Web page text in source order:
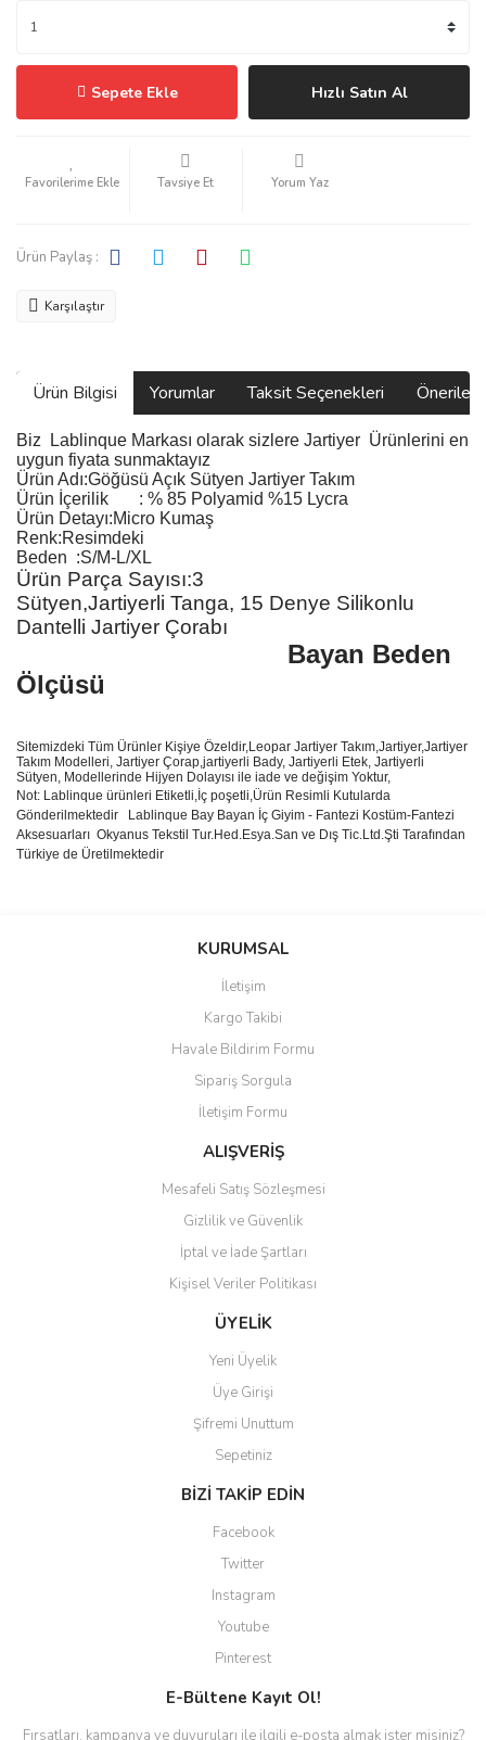
Sepete Ekle Hızlı Satın Al
Tavsiye Et Yorum Yaz
Ürün Paylaş :
Karşılaştır
Ürün Bilgisi Yorumlar Taksit Seçenekleri
Biz Lablinque Markası olarak sizlere Jartiyer Ürünlerini en
uygun fiyata sunmaktayız
Ürün Adı:Göğüsü Açık Sütyen Jartiyer Takım
Ürün çerilik : % 85 Polyamid %15 Lycra
Ürün Detayı:Micro Kumaş
Renk:Resimdeki
Beden :S/M-L/XL
Ürün Parça Sayısı:3
Sütyen,Jartiyerli Tanga, 15 Denye Silikonlu
Dantelli Jartiyer Çorabı
Bayan Beden
Ölçüsü
Sitemizdeki Tüm Ürünler Kişiye Özeldir,Leopar Jartiyer Takım,Jartiyer,Jartiyer
Takım Modelleri, Jartiyer Çorap,jartiyerli Bady, Jartiyerli Etek, Jartiyerli
Sütyen, Modellerinde Hijyen Dolayısı ile iade ve değişim Yoktur,
Not: Lablinque ürünleri Etiketli,İç poşetli,Ürün Resimli Kutularda
Gönderilmektedir
Lablinque Bay Bayan ç Giyim - Fantezi Kostüm-Fantezi
Aksesuarları Okyanus Tekstil Tur.Hed.Esya.San ve Dış Tic.Ltd.Şti Tarafından
Türkiye de Üretilmektedir
Bu ürüne ilk yorumu siz yapın!
Ürün resmi kalitesiz, bozuk veya görüntülenemiyor.
Ürün açıklamasında eksik bilgiler bulunuyor.
Ürün bilgilerinde hatalar bulunuyor.
Ürün fiyatı diğer sitelerden daha pahalı.
Bu ürüne benzer farklı alternatifler olmalı.
Gönder
KURUMSAL
İletişim
Kargo Takibi
Havale Bildirim Formu
Sipariş Sorgula
İletişim Formu
ALIŞVERİŞ
Mesafeli Satış Sözleşmesi
Gizlilik ve Güvenlik
İptal ve İade Şartları
Kişisel Veriler Politikası
ÜYELİK
Yeni Üyelik
Üye Girişi
Şifremi Unuttum
Sepetiniz
BİZİ TAKİP EDİN
Facebook
Twitter
Instagram
Youtube
Pinterest
E-Bültene Kayıt Ol!
Fırsatları, kampanya ve duyuruları ile ilgili e-posta almak ister misiniz?